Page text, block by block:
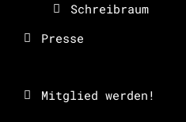
Schreibraum
Presse
Mitglied werden!